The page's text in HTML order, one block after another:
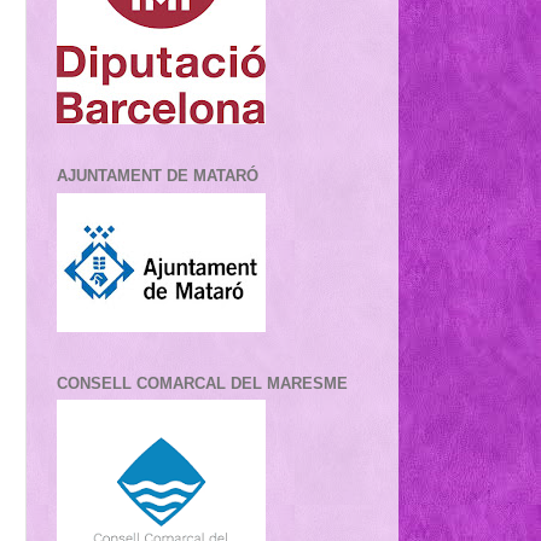
AJUNTAMENT DE MATARÓ
CONSELL COMARCAL DEL MARESME